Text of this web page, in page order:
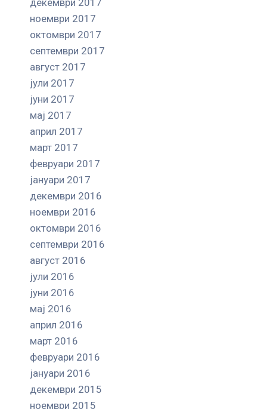
ноември 2017
октомври 2017
септември 2017
август 2017
јули 2017
јуни 2017
мај 2017
април 2017
март 2017
февруари 2017
јануари 2017
декември 2016
ноември 2016
октомври 2016
септември 2016
август 2016
јули 2016
јуни 2016
мај 2016
април 2016
март 2016
февруари 2016
јануари 2016
декември 2015
ноември 2015